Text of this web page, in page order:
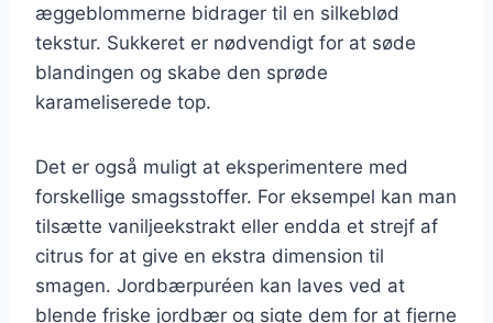
æggeblommerne bidrager til en silkeblød
tekstur. Sukkeret er nødvendigt for at søde
blandingen og skabe den sprøde
karameliserede top.
Det er også muligt at eksperimentere med
forskellige smagsstoffer. For eksempel kan man
tilsætte vaniljeekstrakt eller endda et strejf af
citrus for at give en ekstra dimension til
smagen. Jordbærpuréen kan laves ved at
blende friske jordbær og sigte dem for at fjerne